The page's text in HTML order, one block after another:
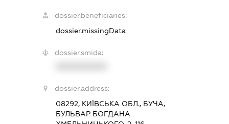
dossier.beneficiaries:
dossier.missingData
dossier.smida:
dossier.address:
08292, КИЇВСЬКА ОБЛ., БУЧА,
БУЛЬВАР БОГДАНА